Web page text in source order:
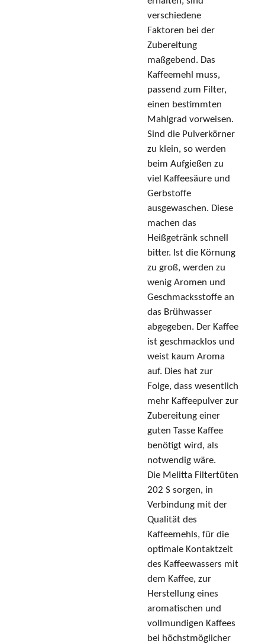
verschiedene
Faktoren bei der
Zubereitung
maßgebend. Das
Kaffeemehl muss,
passend zum Filter,
einen bestimmten
Mahlgrad vorweisen.
Sind die Pulverkörner
zu klein, so werden
beim Aufgießen zu
viel Kaffeesäure und
Gerbstoffe
ausgewaschen. Diese
machen das
Heißgetränk schnell
bitter. Ist die Körnung
zu groß, werden zu
wenig Aromen und
Geschmacksstoffe an
das Brühwasser
abgegeben. Der Kaffee
ist geschmacklos und
weist kaum Aroma
auf. Dies hat zur
Folge, dass wesentlich
mehr Kaffeepulver zur
Zubereitung einer
guten Tasse Kaffee
benötigt wird, als
notwendig wäre.
Die Melitta Filtertüten
202 S sorgen, in
Verbindung mit der
Qualität des
Kaffeemehls, für die
optimale Kontaktzeit
des Kaffeewassers mit
dem Kaffee, zur
Herstellung eines
aromatischen und
vollmundigen Kaffees
bei höchstmöglicher